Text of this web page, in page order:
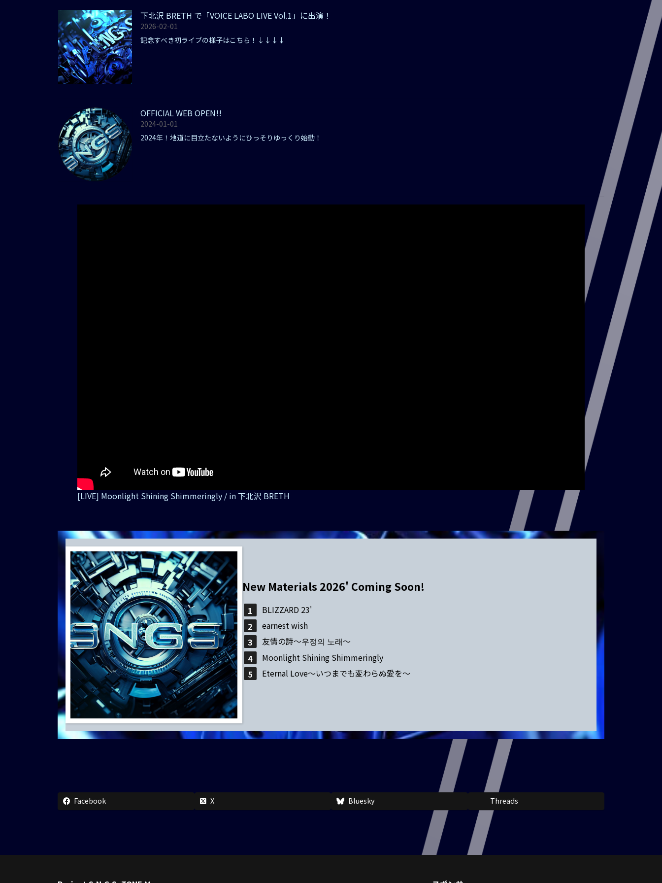
下北沢 BRETH で「VOICE LABO LIVE Vol.1」に出演！
2026-02-01
記念すべき初ライブの様子はこちら！↓↓↓↓
OFFICIAL WEB OPEN!!
2024-01-01
2024年！地道に目立たないようにひっそりゆっくり始動！
[LIVE] Moonlight Shining Shimmeringly / in 下北沢 BRETH
New Materials 2026' Coming Soon!
BLIZZARD 23'
earnest wish
友情の詩～우정의 노래～
Moonlight Shining Shimmeringly
Eternal Love～いつまでも変わらぬ愛を～
Facebook X Bluesky Threads